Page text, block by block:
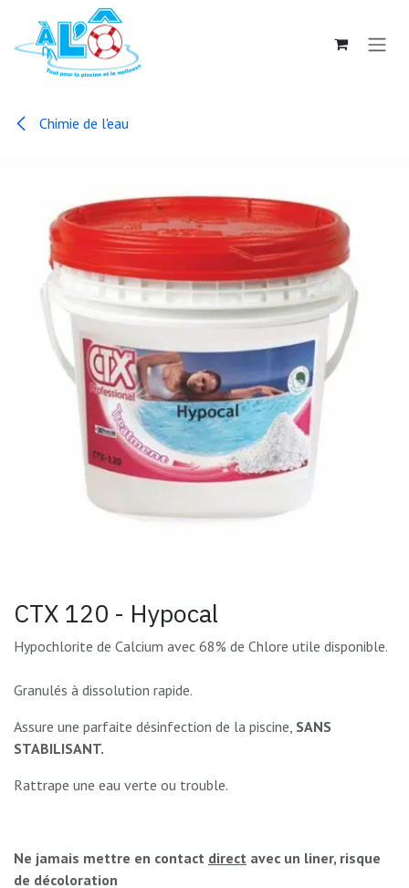
Se rendre au contenu
Chimie de l'eau
CTX 120 - Hypocal
Hypochlorite de Calcium avec 68% de Chlore utile disponible.
Granulés à dissolution rapide.
Assure une parfaite désinfection de la piscine, SANS
STABILISANT.
Rattrape une eau verte ou trouble.
Ne jamais mettre en contact direct avec un liner, risque
de décoloration